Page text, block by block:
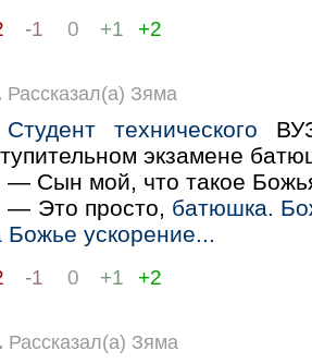
-1 0 +1 +2
Рассказал(а) Зяма
Студент технического
экзамене
— Сын мой, что такое
— Это просто, батюшка.
Божье ускорение...
-1 0 +1 +2
Рассказал(а) Зяма